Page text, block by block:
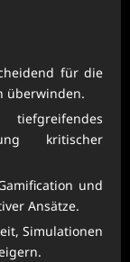
für die
überwinden.
kritischer
und
Ansätze.
Simulationen